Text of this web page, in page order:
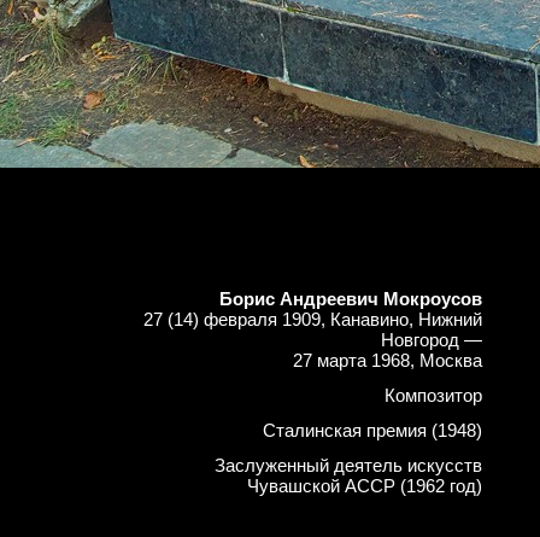
Борис Андреевич Мокроусов
27 (14) февраля 1909, Канавино, Нижний
Новгород —
27 марта 1968, Москва
Композитор
Сталинская премия (1948)
Заслуженный деятель искусств
Чувашской АССР (1962 год)